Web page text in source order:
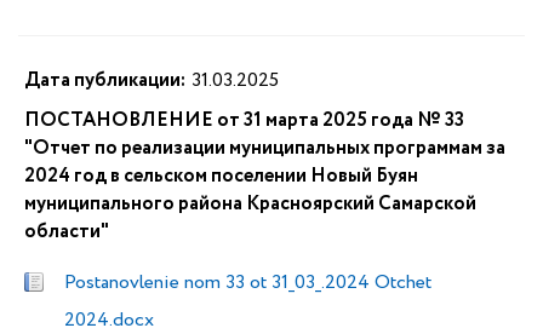
Дата публикации: 31.03.2025
ПОСТАНОВЛЕНИЕ от 31 марта 2025 года № 33
"Отчет по реализации муниципальных программам за
2024 год в сельском поселении Новый Буян
муниципального района Красноярский Самарской
области"
Postanovlenie nom 33 ot 31_03_.2024 Otchet
2024.docx